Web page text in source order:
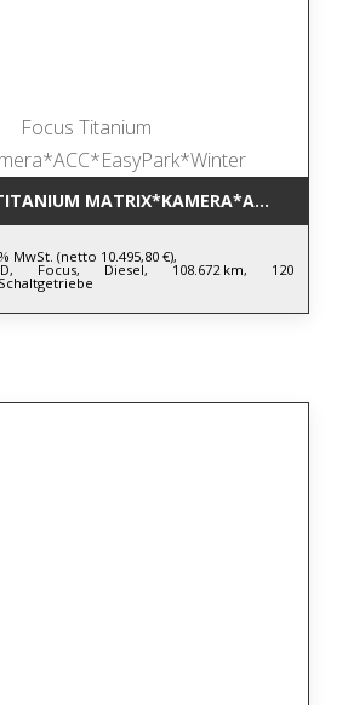
MwSt. (netto 10.495,80 €),
Focus, Diesel, 108.672 km, 120
Schaltgetriebe